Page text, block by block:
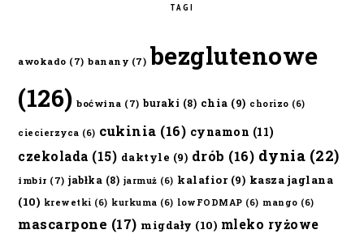
TAGI
awokado (7) banany (7) bezglutenowe
(126) boćwina (7) buraki (8) chia (9) chorizo (6)
ciecierzyca (6) cukinia (16) cynamon (11)
czekolada (15) daktyle (9) drób (16) dynia (22)
imbir (7) jabłka (8) jarmuż (6) kalafior(9) kasza jaglana
(10) krewetki (6) kurkuma (6) lowFODMAP (6) mango (6)
mascarpone (17) migdały (10) mleko ryżowe